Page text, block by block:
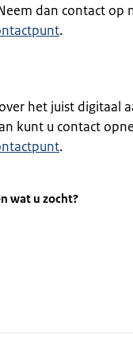
dan contact op
.
het juist digitaal
kunt u contact
.
wat u zocht?